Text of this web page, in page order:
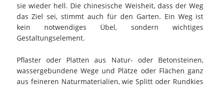
sie wieder hell. Die chinesische Weisheit, dass der Weg
das Ziel sei, stimmt auch für den Garten. Ein Weg ist
kein notwendiges Übel, sondern wichtiges
Gestaltungselement.
Pflaster oder Platten aus Natur- oder Betonsteinen,
wassergebundene Wege und Plätze oder Flächen ganz
aus feineren Naturmaterialien, wie Splitt oder Rundkies